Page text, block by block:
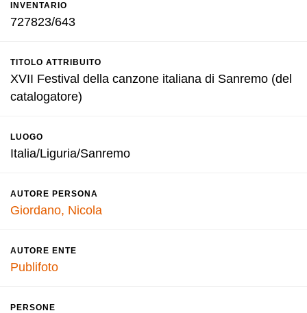
INVENTARIO
727823/643
TITOLO ATTRIBUITO
XVII Festival della canzone italiana di Sanremo (del
catalogatore)
LUOGO
Italia/Liguria/Sanremo
AUTORE PERSONA
Giordano, Nicola
AUTORE ENTE
Publifoto
PERSONE